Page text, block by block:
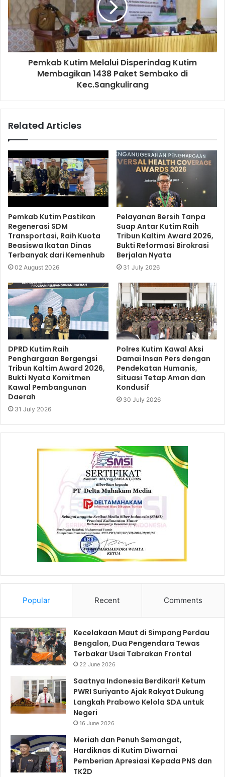
Pemkab Kutim Melalui Disperindag Kutim
Membagikan 1438 Paket Sembako di
Kec.Sangkulirang
Related Articles
Pemkab Kutim Pastikan
Regenerasi SDM
Transportasi, Raih Kuota
Beasiswa Ikatan Dinas
Terbanyak dari Kemenhub
02 August 2026
Pelayanan Bersih Tanpa
Suap Antar Kutim Raih
Tribun Kaltim Award 2026,
Bukti Reformasi Birokrasi
Berjalan Nyata
31 July 2026
DPRD Kutim Raih
Penghargaan Bergengsi
Tribun Kaltim Award 2026,
Bukti Nyata Komitmen
Kawal Pembangunan
Daerah
31 July 2026
Polres Kutim Kawal Aksi
Damai Insan Pers dengan
Pendekatan Humanis,
Situasi Tetap Aman dan
Kondusif
30 July 2026
Popular Recent Comments
Kecelakaan Maut di Simpang Perdau
Bengalon, Dua Pengendara Tewas
Terbakar Usai Tabrakan Frontal
22 June 2026
Saatnya Indonesia Berdikari! Ketum
PWRI Suriyanto Ajak Rakyat Dukung
Langkah Prabowo Kelola SDA untuk
Negeri
16 June 2026
Meriah dan Penuh Semangat,
Hardiknas di Kutim Diwarnai
Pemberian Apresiasi Kepada PNS dan
TK2D